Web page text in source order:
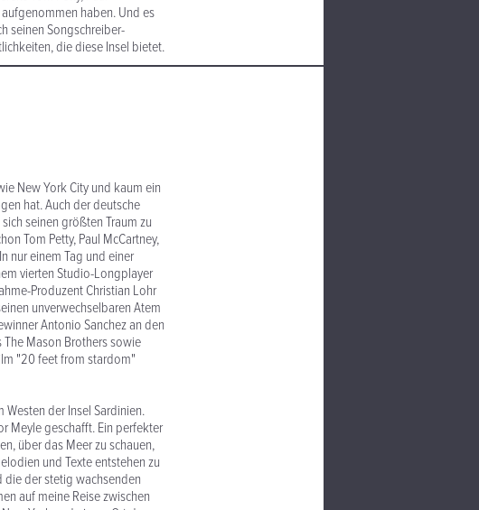
haben. Und es
seinen Songschreiber-
die diese Insel bietet.
New York City und kaum ein
hat. Auch der deutsche
seinen größten Traum zu
Tom Petty, Paul McCartney,
nur einem Tag und einer
vierten Studio-Longplayer
Produzent Christian Lohr
unverwechselbaren Atem
Antonio Sanchez an den
The Mason Brothers sowie
"20 feet from stardom"
der Insel Sardinien.
Meyle geschafft. Ein perfekter
über das Meer zu schauen,
und Texte entstehen zu
die der stetig wachsenden
auf meine Reise zwischen